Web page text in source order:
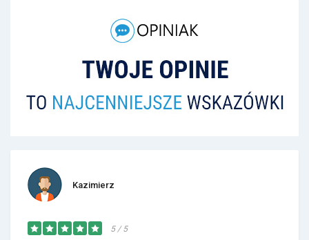
Kazimierz
5 / 5